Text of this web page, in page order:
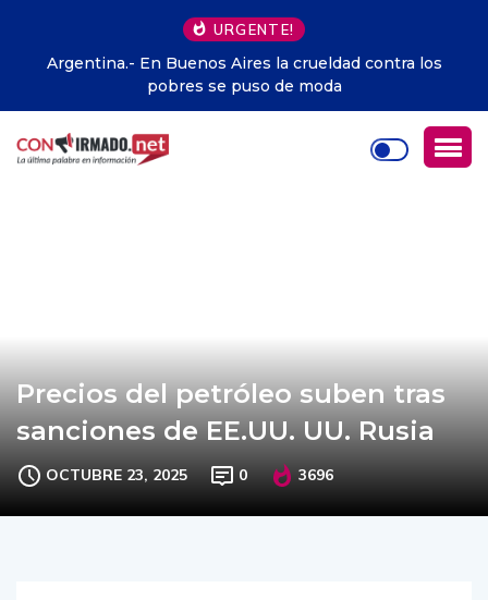
URGENTE!
Argentina.- En Buenos Aires la crueldad contra los
pobres se puso de moda
Precios del petróleo suben tras
sanciones de EE.UU. UU. Rusia
OCTUBRE 23, 2025 0 3696